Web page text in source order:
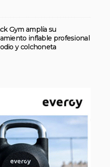
Gym amplía su
inflable profesional
y colchoneta